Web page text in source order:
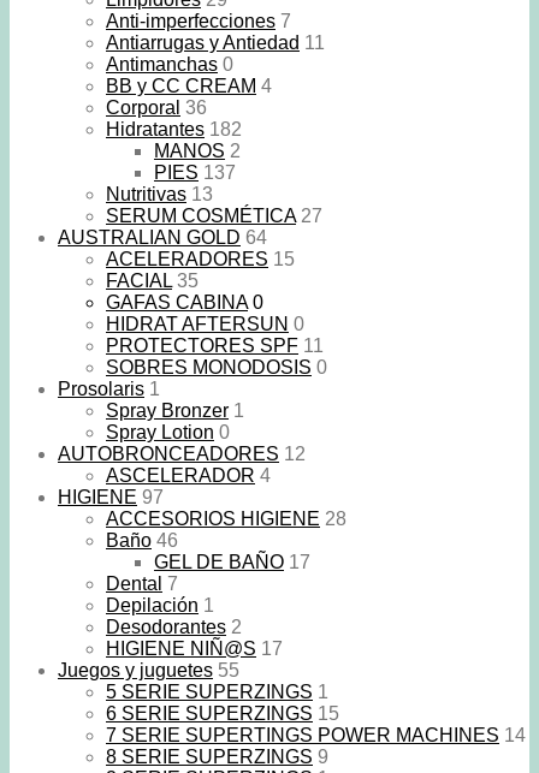
Anti-imperfecciones 7
Antiarrugas y Antiedad 11
Antimanchas 0
BB y CC CREAM 4
Corporal 36
Hidratantes 182
MANOS 2
PIES 137
Nutritivas 13
SERUM COSMÉTICA 27
AUSTRALIAN GOLD 64
ACELERADORES 15
FACIAL 35
GAFAS CABINA 0
HIDRAT AFTERSUN 0
PROTECTORES SPF 11
SOBRES MONODOSIS 0
Prosolaris 1
Spray Bronzer 1
Spray Lotion 0
AUTOBRONCEADORES 12
ASCELERADOR 4
HIGIENE 97
ACCESORIOS HIGIENE 28
Baño 46
GEL DE BAÑO 17
Dental 7
Depilación 1
Desodorantes 2
HIGIENE NIÑ@S 17
Juegos y juguetes 55
5 SERIE SUPERZINGS 1
6 SERIE SUPERZINGS 15
7 SERIE SUPERTINGS POWER MACHINES 14
8 SERIE SUPERZINGS 9